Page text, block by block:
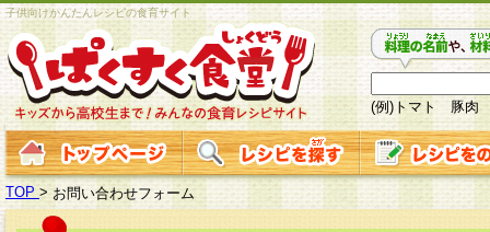
子供向けかんたんレシピの食育サイト
(例)トマト 豚肉
TOP > お問い合わせフォーム